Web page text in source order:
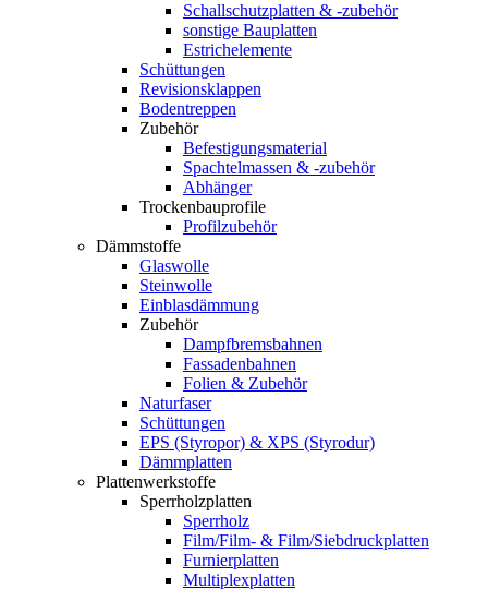
Schallschutzplatten & -zubehör
sonstige Bauplatten
Estrichelemente
Schüttungen
Revisionsklappen
Bodentreppen
Zubehör
Befestigungsmaterial
Spachtelmassen & -zubehör
Abhänger
Trockenbauprofile
Profilzubehör
Dämmstoffe
Glaswolle
Steinwolle
Einblasdämmung
Zubehör
Dampfbremsbahnen
Fassadenbahnen
Folien & Zubehör
Naturfaser
Schüttungen
EPS (Styropor) & XPS (Styrodur)
Dämmplatten
Plattenwerkstoffe
Sperrholzplatten
Sperrholz
Film/Film- & Film/Siebdruckplatten
Furnierplatten
Multiplexplatten